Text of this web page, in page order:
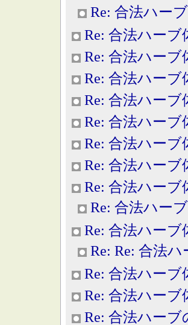
Re: 合法ハー
Re: 合法ハーブ
Re: 合法ハーブ
Re: 合法ハーブ
Re: 合法ハーブ
Re: 合法ハーブ
Re: 合法ハーブ
Re: 合法ハーブ
Re: 合法ハーブ
Re: 合法ハー
Re: 合法ハーブ
Re: Re: 合法
Re: 合法ハーブ
Re: 合法ハーブ
Re: 合法ハーブ